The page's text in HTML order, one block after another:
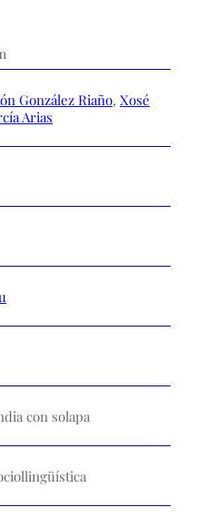
González Riaño, Xosé
Arias
con solapa